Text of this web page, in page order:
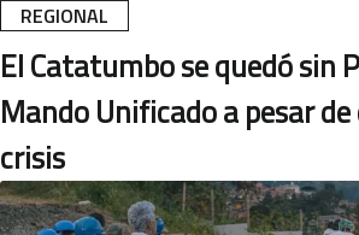
REGIONAL
El Catatumbo se quedó sin
Mando Unificado a pesar
crisis